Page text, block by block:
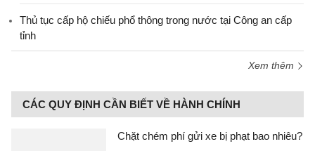
Thủ tục cấp hộ chiếu phổ thông trong nước tại Công an cấp
tỉnh
Xem thêm
CÁC QUY ĐỊNH CẦN BIẾT VỀ HÀNH CHÍNH
Chặt chém phí gửi xe bị phạt bao nhiêu?